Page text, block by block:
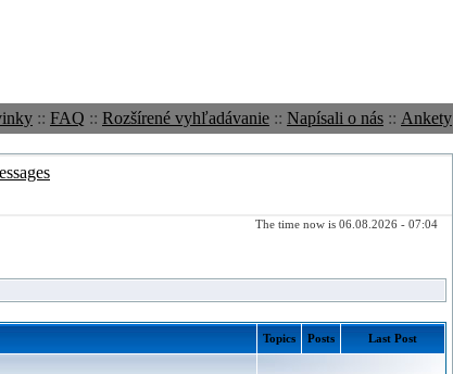
:: FAQ :: Rozšírené vyhľadávanie :: Napísali o nás :: Ankety
The time now is 06.08.2026 - 07:04
Topics Posts Last Post